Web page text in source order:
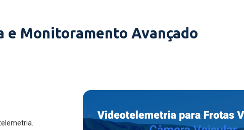
e Monitoramento Avançado